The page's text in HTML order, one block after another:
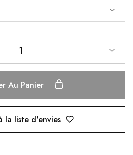
1
Au Panier
la liste d'envies